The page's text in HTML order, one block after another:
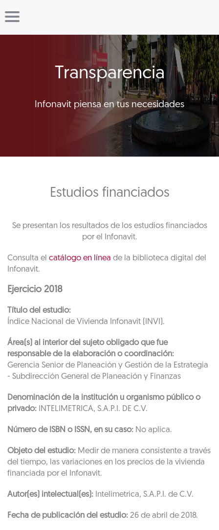
Transparencia
Infonavit piensa en tus necesidades
Estudios financiados
Se presentan los resultados de los estudios financiados
por el Infonavit.
Consulta el catálogo en línea de la biblioteca digital del
Infonavit.
Ejercicio 2018
Título del estudio:
Índice Nacional de Vivienda Infonavit (INVI).
Área(s) al interior del sujeto obligado que fue
responsable de la elaboración o coordinación:
Gerencia Senior de Planeación y Gestión de la Estrategia
- Subdirección General de Planeación y Finanzas
Denominación de la institución u organismo público o
privado: INTELIMETRICA, S.A.P.I. DE C.V.
Número de ISBN o ISSN, en su caso: No aplica.
Objeto del estudio: Medir de manera consistente a través
del tiempo, las variaciones en los precios de la vivienda
financiada por el Infonavit.
Autor(es) intelectual(es): Intelimetrica, S.A.P.I. de C.V.
Fecha de publicación del estudio: 26 de abril de 2018.